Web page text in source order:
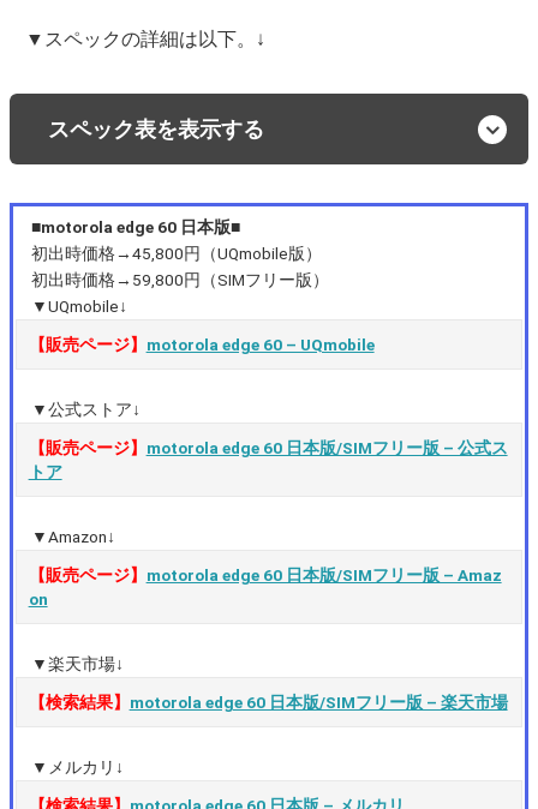
▼スペックの詳細は以下。↓
スペック表を表示する
■motorola edge 60 日本版■
初出時価格→45,800円（UQmobile版）
初出時価格→59,800円（SIMフリー版）
▼UQmobile↓
【販売ページ】 motorola edge 60 – UQmobile
▼公式ストア↓
【販売ページ】 motorola edge 60 日本版/SIMフリー版 – 公式ス
トア
▼Amazon↓
【販売ページ】 motorola edge 60 日本版/SIMフリー版 – Amaz
on
▼楽天市場↓
【検索結果】 motorola edge 60 日本版/SIMフリー版 – 楽天市場
▼メルカリ↓